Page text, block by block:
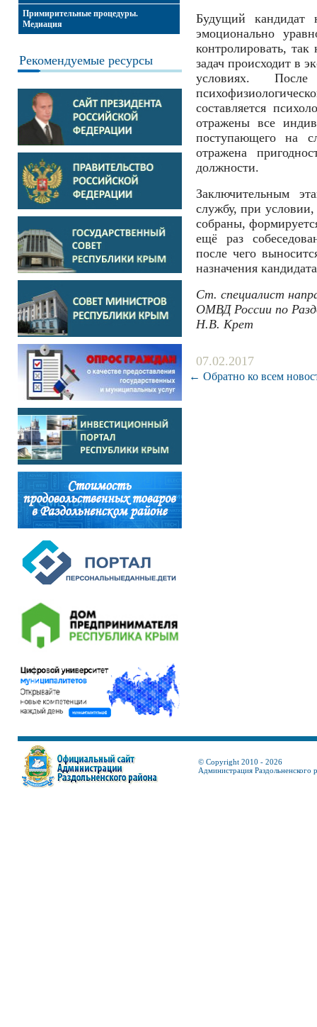
Примирительные процедуры.
Медиация
Рекомендуемые ресурсы
Будущий
эмоционально
контролировать,
задач происходит в
условиях. После
составляется
отражены все
поступающего на
отражена
должности.
Заключительным
службу, при
собраны,
ещё раз
после чего
назначения
Ст. специалист
ОМВД России по
Н.В. Крет
07.02.2017
← Обратно ко всем
© Copyright 2010 - 2026
Администрация Раздольненского